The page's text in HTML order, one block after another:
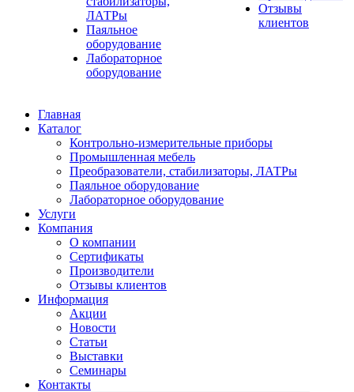
ЛАТРы
Паяльное
оборудование
Лабораторное
оборудование
Отзывы
клиентов
Главная
Каталог
Контрольно-измерительные приборы
Промышленная мебель
Преобразователи, стабилизаторы, ЛАТРы
Паяльное оборудование
Лабораторное оборудование
Услуги
Компания
О компании
Сертификаты
Производители
Отзывы клиентов
Информация
Акции
Новости
Статьи
Выставки
Семинары
Контакты